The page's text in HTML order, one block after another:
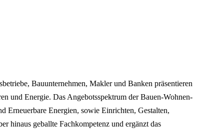
Bauunternehmen, Makler und Banken präsentieren
und Energie. Das Angebotsspektrum der Bauen-Wohnen-
Erneuerbare Energien, sowie Einrichten, Gestalten,
hinaus geballte Fachkompetenz und ergänzt das